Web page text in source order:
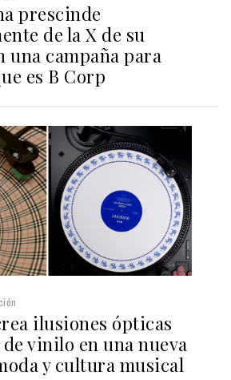
prescinde
de la X de su
una campaña para
es B Corp
ilusiones ópticas
vinilo en una nueva
y cultura musical